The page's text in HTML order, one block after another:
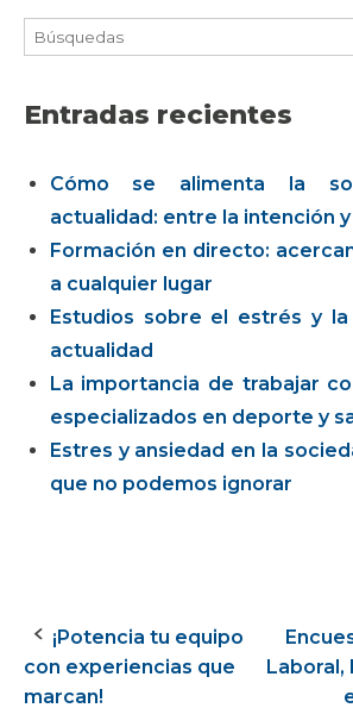
Entradas recientes
Cómo se alimenta la
actualidad: entre la intención y
Formación en directo:
a cualquier lugar
Estudios sobre el estrés y
actualidad
La importancia de trabajar
especializados en deporte y
Estres y ansiedad en la
que no podemos ignorar
Navegación
de
¡Potencia tu equipo
con experiencias que
marcan!
Laboral,